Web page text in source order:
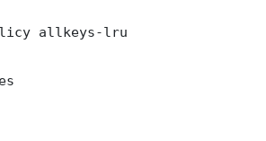
allkeys-lru